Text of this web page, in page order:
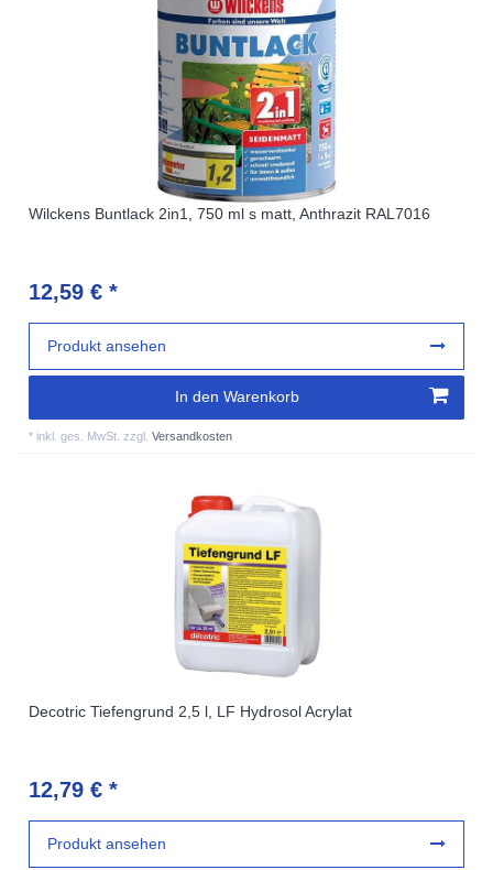
Wilckens Buntlack 2in1, 750 ml s matt, Anthrazit RAL7016
12,59 € *
In den Warenkorb
* inkl. ges. MwSt. zzgl.Versandkosten
Produkt ansehen
Decotric Tiefengrund 2,5 l, LF Hydrosol Acrylat
12,79 € *
Produkt ansehen